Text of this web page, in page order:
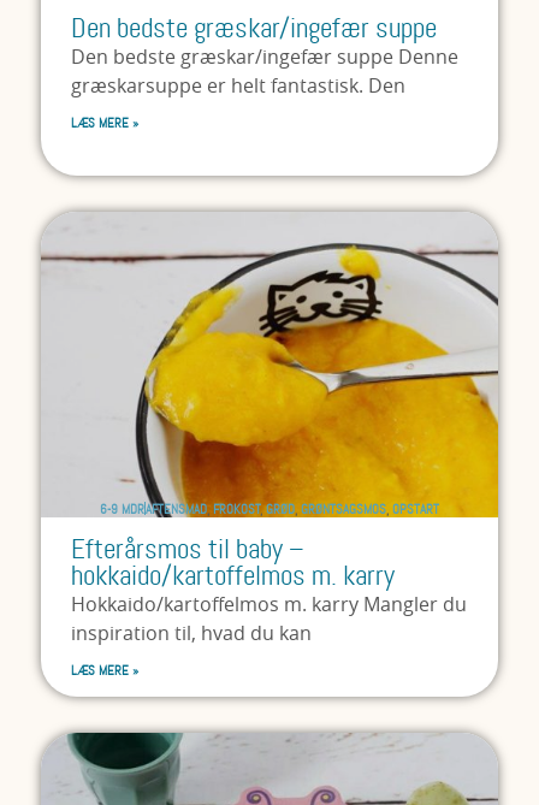
Den bedste græskar/ingefær suppe
Den bedste græskar/ingefær suppe Denne
græskarsuppe er helt fantastisk. Den
LÆS MERE »
6-9 MDRAFTENSMAD, FROKOST,GRØD, GRØNTSAGSMOS, OPSTART
Efterårsmos til baby –
hokkaido/kartoffelmos m. karry
Hokkaido/kartoffelmos m. karry Mangler du
inspiration til, hvad du kan
LÆS MERE »